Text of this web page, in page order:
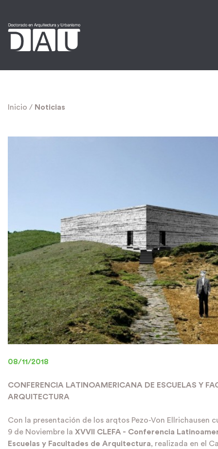
Inicio / Noticias
08/11/2018
CONFERENCIA LATINOAMERICANA DE ESCUELAS Y
ARQUITECTURA
Con la presentación de los arqtos Pezo-Von Ellrichausen
9 de Noviembre la XVVII CLEFA - Conferencia
Escuelas y Facultades de Arquitectura, realizada en el